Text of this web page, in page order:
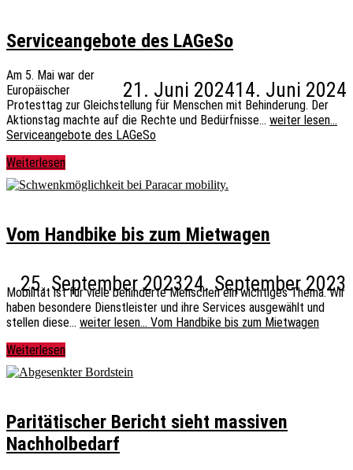
Serviceangebote des LAGeSo
14. Juni 2024
21. Juni 2024
Am 5. Mai war der
Europäischer
Protesttag zur Gleichstellung für Menschen mit Behinderung. Der
Aktionstag machte auf die Rechte und Bedürfnisse… weiter lesen…
Serviceangebote des LAGeSo
Weiterlesen
Vom Handbike bis zum Mietwagen
24. September 2023
25. September 2023
Mobilität ist für viele behinderte Menschen ein wichtiges Thema. Wir
haben besondere Dienstleister und ihre Services ausgewählt und
stellen diese… weiter lesen… Vom Handbike bis zum Mietwagen
Weiterlesen
Paritätischer Bericht sieht massiven
Nachholbedarf